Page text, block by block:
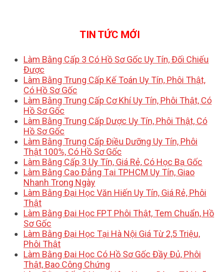
TIN TỨC MỚI
Làm Bằng Cấp 3 Có Hồ Sơ Gốc Uy Tín, Đối Chiếu
Được
Làm Bằng Trung Cấp Kế Toán Uy Tín, Phôi Thật,
Có Hồ Sơ Gốc
Làm Bằng Trung Cấp Cơ Khí Uy Tín, Phôi Thật, Có
Hồ Sơ Gốc
Làm Bằng Trung Cấp Dược Uy Tín, Phôi Thật, Có
Hồ Sơ Gốc
Làm Bằng Trung Cấp Điều Dưỡng Uy Tín, Phôi
Thật 100%, Có Hồ Sơ Gốc
Làm Bằng Cấp 3 Uy Tín, Giá Rẻ, Có Học Bạ Gốc
Làm Bằng Cao Đẳng Tại TPHCM Uy Tín, Giao
Nhanh Trong Ngày
Làm Bằng Đại Học Văn Hiến Uy Tín, Giá Rẻ, Phôi
Thật
Làm Bằng Đại Học FPT Phôi Thật, Tem Chuẩn, Hồ
Sơ Gốc
Làm Bằng Đại Học Tại Hà Nội Giá Từ 2,5 Triệu,
Phôi Thật
Làm Bằng Đại Học Có Hồ Sơ Gốc Đầy Đủ, Phôi
Thật, Bao Công Chứng